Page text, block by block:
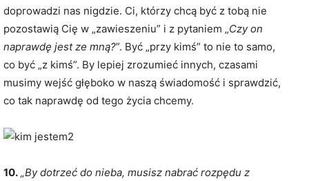
doprowadzi nas nigdzie. Ci, którzy chcą być z tobą nie
pozostawią Cię w „zawieszeniu” i z pytaniem „Czy on
naprawdę jest ze mną?”. Być „przy kimś” to nie to samo,
co być „z kimś”. By lepiej zrozumieć innych, czasami
musimy wejść głęboko w naszą świadomość i sprawdzić,
co tak naprawdę od tego życia chcemy.
10. „By dotrzeć do nieba, musisz nabrać rozpędu z